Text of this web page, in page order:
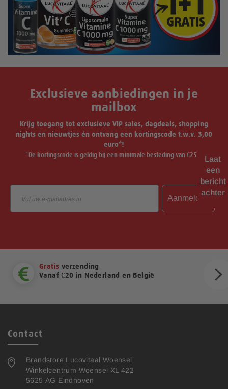
Exclusieve aanbiedingen in je
mailbox
Krijg toegang tot exclusieve VIP sales, dagdeals, shopping
nights en nieuwtjes én ontvang een kortingscode t.w.v. 3,00
euro*!
*De kortingscode is geldig bij een minimale besteding van €25,-.
Aanmelden
Gratis verzending
Vanaf €20 in Nederland en België
Contact
Brandstore Lucovitaal Woensel
Winkelcentrum Woensel XL 422
5625 AG Eindhoven
Laat
een
bericht
achter